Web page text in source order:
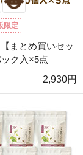
限定
まとめ買いセッ
ック入×5点
2,930円